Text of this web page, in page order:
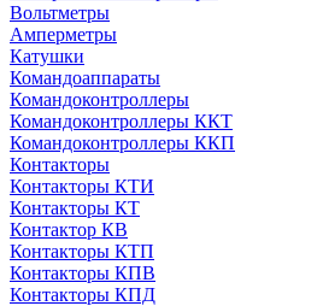
Вольтметры
Амперметры
Катушки
Командоаппараты
Командоконтроллеры
Командоконтроллеры ККТ
Командоконтроллеры ККП
Контакторы
Контакторы КТИ
Контакторы КТ
Контактор КВ
Контакторы КТП
Контакторы КПВ
Контакторы КПД